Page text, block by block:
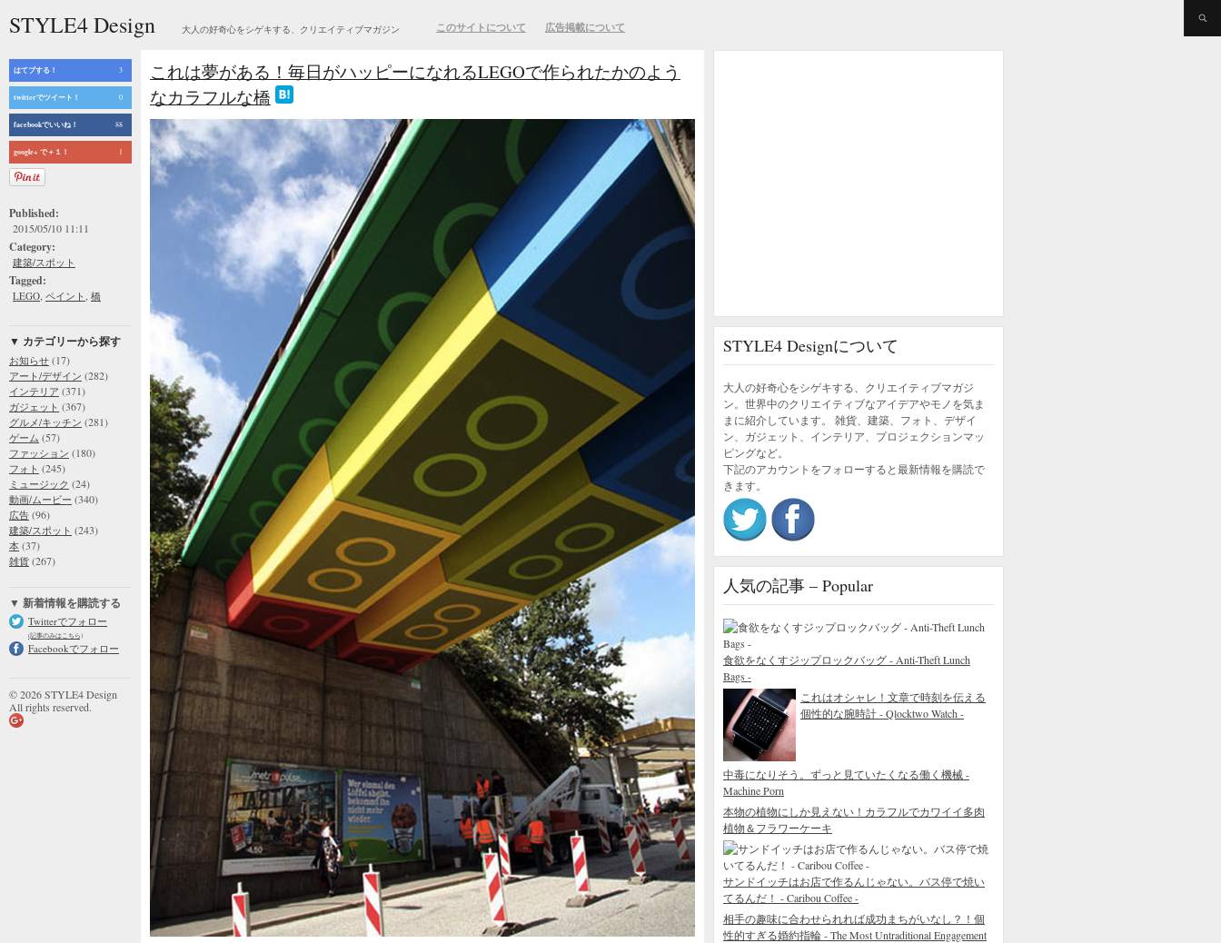
STYLE4 Design 大人の好奇心をシゲキする、クリエイティブマガジン このサイトについて 広告掲載について
はてブする！ 3
twitterでツイート！ 0
facebookでいいね！ 88
google+ で＋１！ 1
Published:
2015/05/10 11:11
Category:
建築/スポット
Tagged:
LEGO ペイント 橋
▼ カテゴリーから探す
お知らせ (17)
アート/デザイン (282)
インテリア (371)
ガジェット (367)
グルメ/キッチン (281)
ゲーム (57)
ファッション (180)
フォト (245)
ミュージック (24)
動画/ムービー (340)
広告 (96)
建築/スポット (243)
本 (37)
雑貨 (267)
▼ 新着情報を購読する
Twitterでフォロー
(記事のみはこちら)
Facebookでフォロー
© 2026 STYLE4 Design
All rights reserved.
これは夢がある！毎日がハッピーになれるLEGOで作られたかのよう
なカラフルな橋
STYLE4 Designについて
大人の好奇心をシゲキする、クリエイティブマガジ
ン。世界中のクリエイティブなアイデアやモノを気ま
まに紹介しています。 雑貨、建築、フォト、デザイ
ン、ガジェット、インテリア、プロジェクションマッ
ピングなど。
下記のアカウントをフォローすると最新情報を購読で
きます。
人気の記事 – Popular
食欲をなくすジップロックバッグ - Anti-Theft Lunch
Bags -
これはオシャレ！文章で時刻を伝える
個性的な腕時計 - Qlocktwo Watch -
中毒になりそう。ずっと見ていたくなる働く機械 -
Machine Porn
本物の植物にしか見えない！カラフルでカワイイ多肉
植物＆フラワーケーキ
サンドイッチはお店で作るんじゃない。バス停で焼い
てるんだ！ - Caribou Coffee -
相手の趣味に合わせられれば成功まちがいなし？！個
性的すぎる婚約指輪 - The Most Untraditional Engagement